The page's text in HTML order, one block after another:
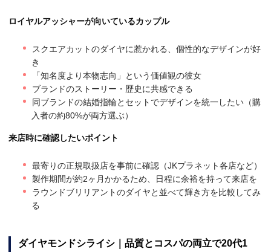
ロイヤルアッシャーが向いているカップル
スクエアカットのダイヤに惹かれる、個性的なデザインが好
き
「知名度より本物志向」という価値観の彼女
ブランドのストーリー・歴史に共感できる
同ブランドの結婚指輪とセットでデザインを統一したい（購
入者の約80%が両方選ぶ）
来店時に確認したいポイント
最寄りの正規取扱店を事前に確認（JKプラネット各店など）
製作期間が約2ヶ月かかるため、日程に余裕を持って来店を
ラウンドブリリアントのダイヤと並べて輝き方を比較してみ
る
ダイヤモンドシライシ｜品質とコスパの両立で20代1